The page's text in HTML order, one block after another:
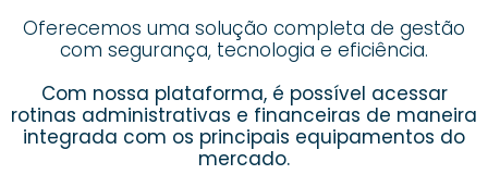
Oferecemos uma solução completa de gestão
com segurança, tecnologia e eficiência.
Com nossa plataforma, é possível acessar
rotinas administrativas e financeiras de maneira
integrada com os principais equipamentos do
mercado.